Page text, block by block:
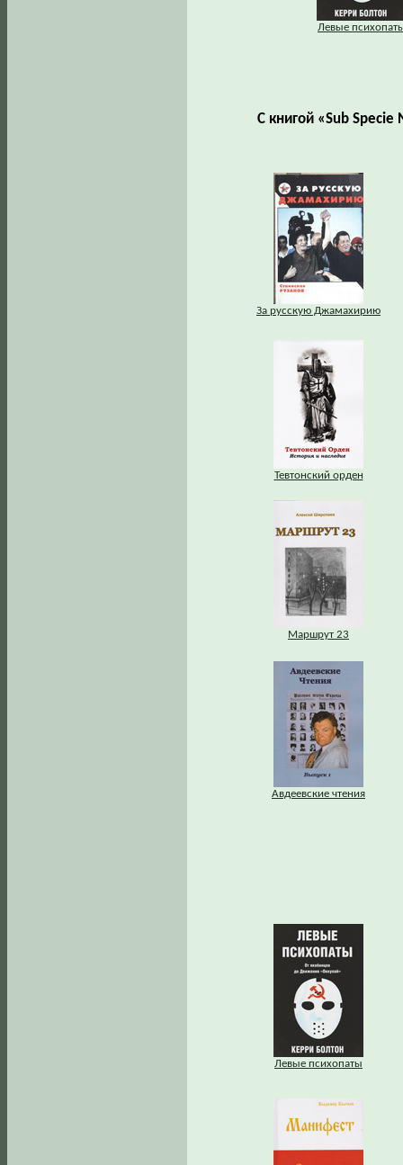
Левые
С книгой «Sub Specie
За русскую Джамахирию
Тевтонский орден
Маршрут 23
Авдеевские чтения
Левые психопаты